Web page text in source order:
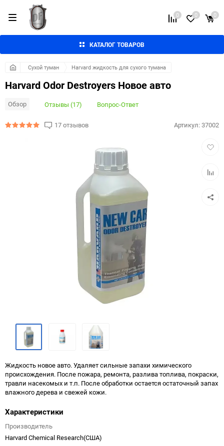
КАТАЛОГ ТОВАРОВ
0 0 0
Сухой туман Harvard жидкость для сухого тумана
Harvard Odor Destroyers Новое авто
Обзор Отзывы (17) Вопрос-Ответ
Артикул:37002
Жидкость новое авто. Удаляет сильные запахи химического
происхождения. После пожара, ремонта, разлива топлива, покраски,
травли насекомых и т.п. После обработки остается остаточный запах
влажного дерева и свежей кожи.
17 отзывов
Характеристики
Производитель
Harvard Chemical Research(США)